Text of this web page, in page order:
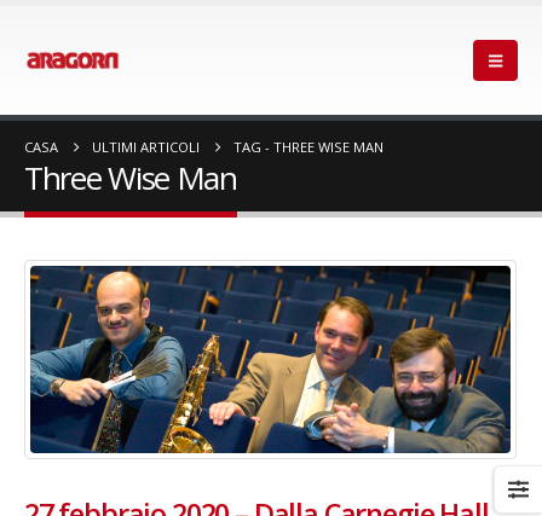
CASA ULTIMI ARTICOLI TAG - THREE WISE MAN
Three Wise Man